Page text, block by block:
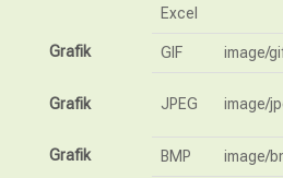
Excel
Grafik GIF image/
Grafik JPEG image/
Grafik BMP image/